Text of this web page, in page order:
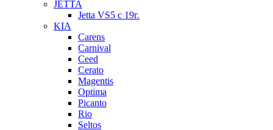
JETTA
Jetta VS5 с 19г.
KIA
Carens
Carnival
Ceed
Cerato
Magentis
Optima
Picanto
Rio
Seltos